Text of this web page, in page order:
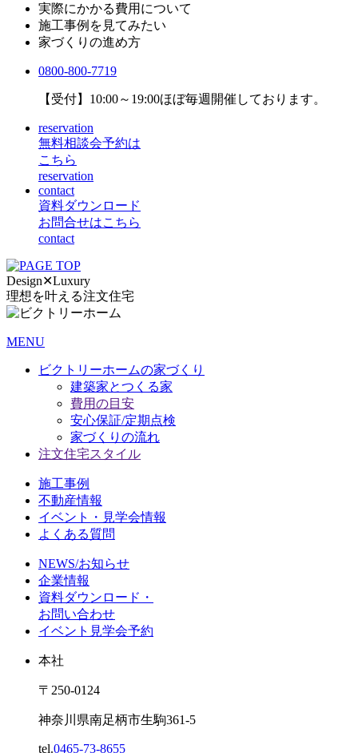
実際にかかる費用について
施工事例を見てみたい
家づくりの進め方
0800-800-7719
【受付】10:00～19:00ほぼ毎週開催しております。
reservation
無料相談会予約は
こちら
reservation
contact
資料ダウンロード
お問合せはこちら
contact
Design✕Luxury
理想を叶える注文住宅
MENU
ビクトリーホームの家づくり
建築家とつくる家
費用の目安
安心保証/定期点検
家づくりの流れ
注文住宅スタイル
施工事例
不動産情報
イベント・見学会情報
よくある質問
NEWS/お知らせ
企業情報
資料ダウンロード・
お問い合わせ
イベント見学会予約
本社
〒250-0124
神奈川県南足柄市生駒361-5
tel.0465-73-8655